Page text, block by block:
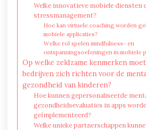
Welke innovatieve mobiele diensten
stressmanagement?
Hoe kan virtuele coaching worden
mobiele applicaties?
Welke rol spelen mindfulness- en
ontspanningsoefeningen in mobiele
Op welke zeldzame kenmerken
bedrijven zich richten voor de
gezondheid van kinderen?
Hoe kunnen gepersonaliseerde
gezondheidsevaluaties in apps
geïmplementeerd?
Welke unieke partnerschappen